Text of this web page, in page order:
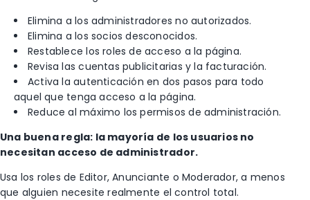
Elimina a los administradores no autorizados.
Elimina a los socios desconocidos.
Restablece los roles de acceso a la página.
Revisa las cuentas publicitarias y la facturación.
Activa la autenticación en dos pasos para todo
aquel que tenga acceso a la página.
Reduce al máximo los permisos de administración.
Una buena regla: la mayoría de los usuarios no
necesitan acceso de administrador.
Usa los roles de Editor, Anunciante o Moderador, a menos
que alguien necesite realmente el control total.